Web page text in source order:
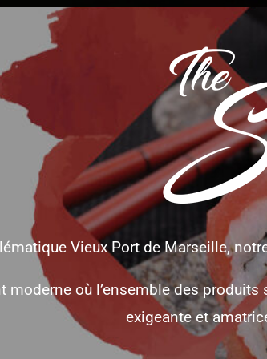
Vieux Port de Marseille,
moderne où l’ensemble des
exigeante et